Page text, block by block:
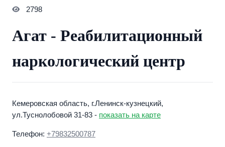
2798
Агат - Реабилитационный
наркологический центр
Кемеровская область, г.Ленинск-кузнецкий,
ул.Туснолобовой 31-83 - показать на карте
Телефон: +79832500787